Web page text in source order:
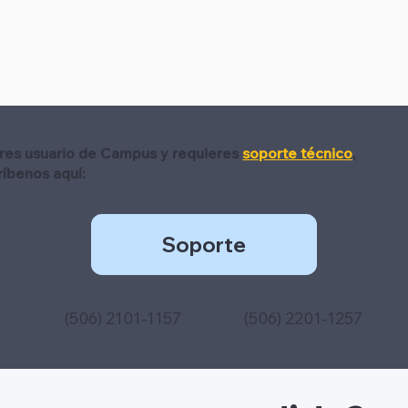
usuario de Campus y requieressoporte técnico,
aquí:
Soporte
(506) 2101-1157 (506) 2201-1257